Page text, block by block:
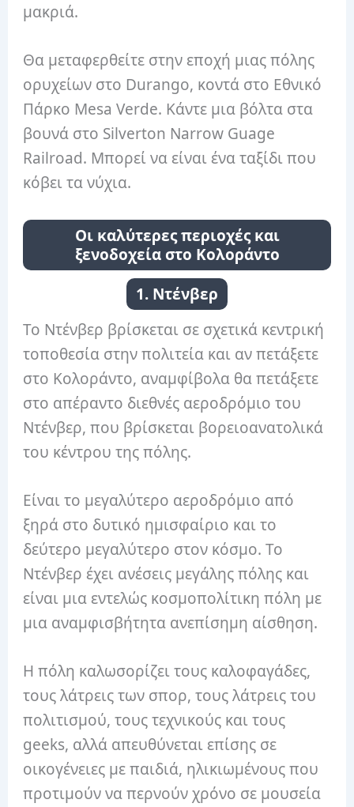
μακριά.
Θα μεταφερθείτε στην εποχή μιας πόλης
ορυχείων στο Durango, κοντά στο Εθνικό
Πάρκο Mesa Verde. Κάντε μια βόλτα στα
βουνά στο Silverton Narrow Guage
Railroad. Μπορεί να είναι ένα ταξίδι που
κόβει τα νύχια.
Οι καλύτερες περιοχές και
ξενοδοχεία στο Κολοράντο
1. Ντένβερ
Το Ντένβερ βρίσκεται σε σχετικά κεντρική
τοποθεσία στην πολιτεία και αν πετάξετε
στο Κολοράντο, αναμφίβολα θα πετάξετε
στο απέραντο διεθνές αεροδρόμιο του
Ντένβερ, που βρίσκεται βορειοανατολικά
του κέντρου της πόλης.
Είναι το μεγαλύτερο αεροδρόμιο από
ξηρά στο δυτικό ημισφαίριο και το
δεύτερο μεγαλύτερο στον κόσμο. Το
Ντένβερ έχει ανέσεις μεγάλης πόλης και
είναι μια εντελώς κοσμοπολίτικη πόλη με
μια αναμφισβήτητα ανεπίσημη αίσθηση.
Η πόλη καλωσορίζει τους καλοφαγάδες,
τους λάτρεις των σπορ, τους λάτρεις του
πολιτισμού, τους τεχνικούς και τους
geeks, αλλά απευθύνεται επίσης σε
οικογένειες με παιδιά, ηλικιωμένους που
προτιμούν να περνούν χρόνο σε μουσεία